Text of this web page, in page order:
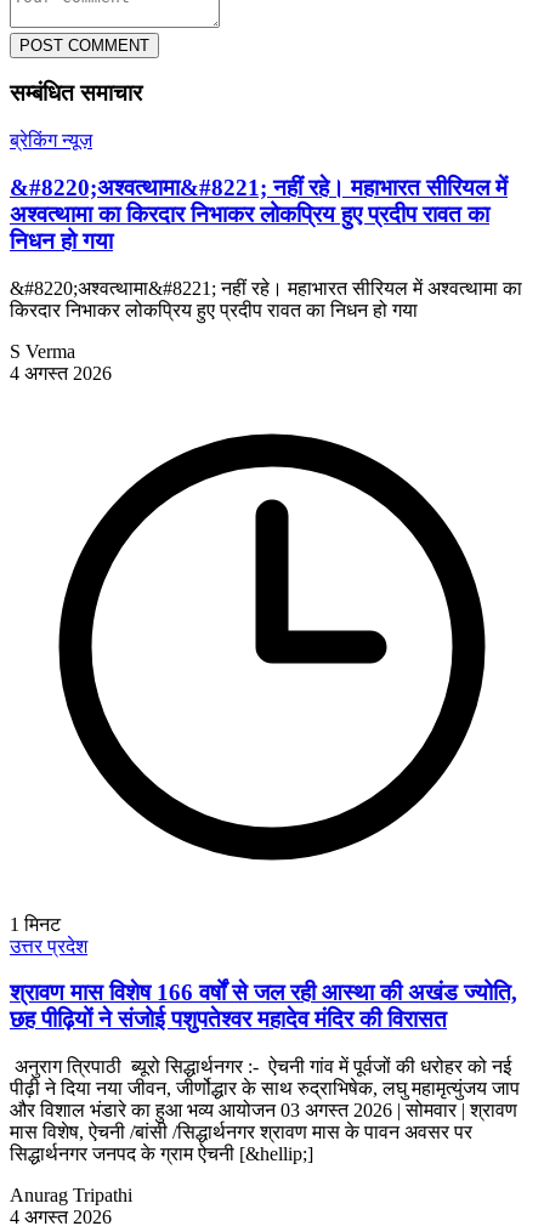
POST COMMENT
सम्बंधित समाचार
ब्रेकिंग न्यूज़
&#8220;अश्वत्थामा&#8221; नहीं रहे। महाभारत सीरियल में
अश्वत्थामा का किरदार निभाकर लोकप्रिय हुए प्रदीप रावत का
निधन हो गया
&#8220;अश्वत्थामा&#8221; नहीं रहे। महाभारत सीरियल में अश्वत्थामा का
किरदार निभाकर लोकप्रिय हुए प्रदीप रावत का निधन हो गया
S Verma
4 अगस्त 2026
1 मिनट
उत्तर प्रदेश
श्रावण मास विशेष 166 वर्षों से जल रही आस्था की अखंड ज्योति,
छह पीढ़ियों ने संजोई पशुपतेश्वर महादेव मंदिर की विरासत
अनुराग त्रिपाठी ब्यूरो सिद्धार्थनगर :- ऐचनी गांव में पूर्वजों की धरोहर को नई
पीढ़ी ने दिया नया जीवन, जीर्णोद्धार के साथ रुद्राभिषेक, लघु महामृत्युंजय जाप
और विशाल भंडारे का हुआ भव्य आयोजन 03 अगस्त 2026 | सोमवार | श्रावण
मास विशेष, ऐचनी /बांसी /सिद्धार्थनगर श्रावण मास के पावन अवसर पर
सिद्धार्थनगर जनपद के ग्राम ऐचनी [&hellip;]
Anurag Tripathi
4 अगस्त 2026